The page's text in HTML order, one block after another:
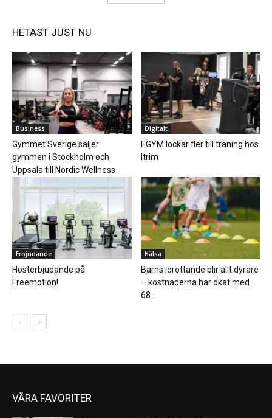
HETAST JUST NU
Business
Gymmet Sverige säljer
gymmen i Stockholm och
Uppsala till Nordic Wellness
Digitalt
EGYM lockar fler till träning hos
Itrim
Erbjudande
Hösterbjudande på
Freemotion!
Hälsa
Barns idrottande blir allt dyrare
– kostnaderna har ökat med
68...
VÅRA FAVORITER